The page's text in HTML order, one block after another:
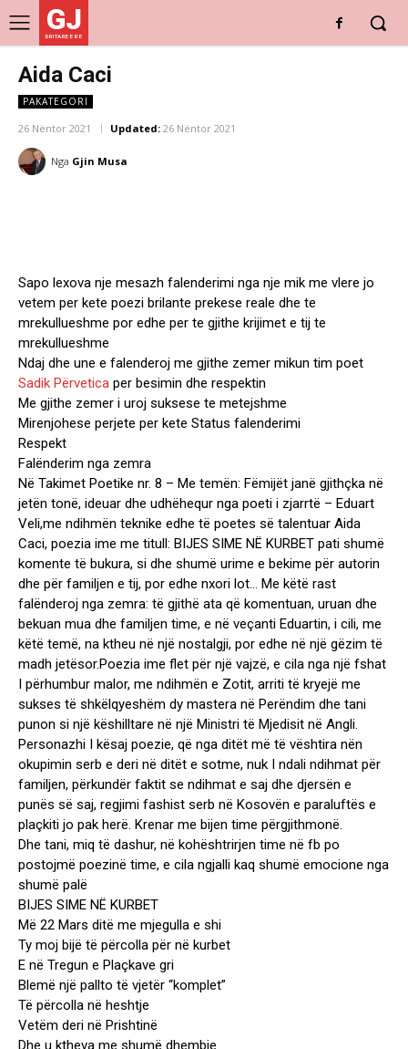
GJ
DRITARE E RE
Aida Caci
PAKATEGORI
26 Nëntor 2021 Updated: 26 Nëntor 2021
Nga Gjin Musa
Sapo lexova nje mesazh falenderimi nga nje mik me vlere jo
vetem per kete poezi brilante prekese reale dhe te
mrekullueshme por edhe per te gjithe krijimet e tij te
mrekullueshme
Ndaj dhe une e falenderoj me gjithe zemer mikun tim poet
Sadik Përvetica per besimin dhe respektin
Me gjithe zemer i uroj suksese te metejshme
Mirenjohese perjete per kete Status falenderimi
Respekt
Falënderim nga zemra
Në Takimet Poetike nr. 8 – Me temën: Fëmijët janë gjithçka në
jetën tonë, ideuar dhe udhëhequr nga poeti i zjarrtë – Eduart
Veli,me ndihmën teknike edhe të poetes së talentuar Aida
Caci, poezia ime me titull: BIJES SIME NË KURBET pati shumë
komente të bukura, si dhe shumë urime e bekime për autorin
dhe për familjen e tij, por edhe nxori lot… Me këtë rast
falënderoj nga zemra: të gjithë ata që komentuan, uruan dhe
bekuan mua dhe familjen time, e në veçanti Eduartin, i cili, me
këtë temë, na ktheu në një nostalgji, por edhe në një gëzim të
madh jetësor.Poezia ime flet për një vajzë, e cila nga një fshat
I përhumbur malor, me ndihmën e Zotit, arriti të kryejë me
sukses të shkëlqyeshëm dy mastera në Perëndim dhe tani
punon si një këshilltare në një Ministri të Mjedisit në Angli.
Personazhi I kësaj poezie, që nga ditët më të vështira nën
okupimin serb e deri në ditët e sotme, nuk I ndali ndihmat për
familjen, përkundër faktit se ndihmat e saj dhe djersën e
punës së saj, regjimi fashist serb në Kosovën e paraluftës e
plaçkiti jo pak herë. Krenar me bijen time përgjithmonë.
Dhe tani, miq të dashur, në kohështrirjen time në fb po
postojmë poezinë time, e cila ngjalli kaq shumë emocione nga
shumë palë
BIJES SIME NË KURBET
Më 22 Mars ditë me mjegulla e shi
Ty moj bijë të përcolla për në kurbet
E në Tregun e Plaçkave gri
Blemë një pallto të vjetër “komplet”
Të përcolla në heshtje
Vetëm deri në Prishtinë
Dhe u ktheva me shumë dhembje